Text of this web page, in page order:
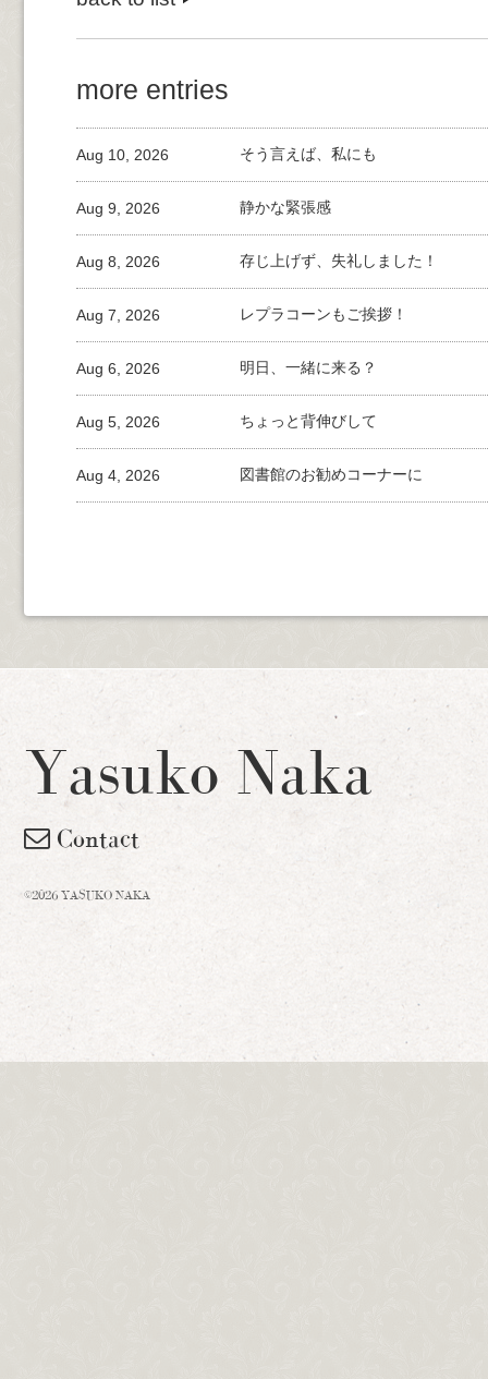
more entries
そう言えば、私にも
Aug 10, 2026
静かな緊張感
Aug 9, 2026
存じ上げず、失礼しました！
Aug 8, 2026
レプラコーンもご挨拶！
Aug 7, 2026
明日、一緒に来る？
Aug 6, 2026
ちょっと背伸びして
Aug 5, 2026
図書館のお勧めコーナーに
Aug 4, 2026
Yasuko Naka
Contact
©2026 YASUKO NAKA